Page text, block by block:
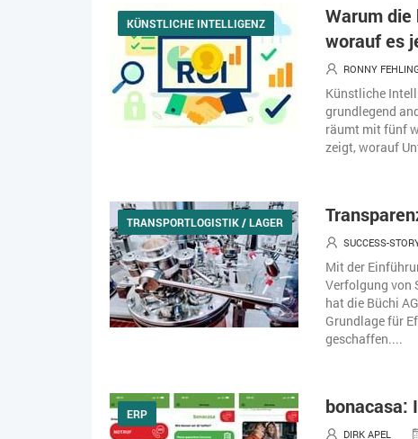
KÜNSTLICHE INTELLIGENZ
Warum
worauf es
RONNY
Künstliche
grundlegend
räumt mit fünf
zeigt, worauf
TRANSPORTLOGISTIK / LAGER
SUCCESS-
Mit der
Verfolgung von
hat die Büchi
Grundlage für
geschaffen....
ERP bonacasa:
DIRK APEL